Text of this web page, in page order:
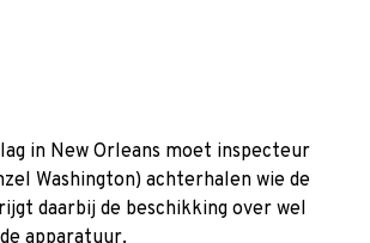
in New Orleans moet inspecteur
Washington) achterhalen wie de
daarbij de beschikking over wel
apparatuur.